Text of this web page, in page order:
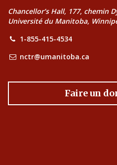
Chancellor’s Hall, 177, chemin
Université du Manitoba,
1-855-415-4534
nctr@umanitoba.ca
Faire un